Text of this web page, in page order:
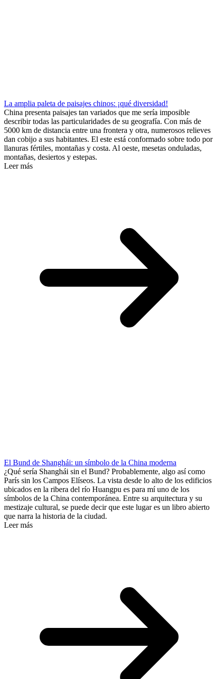
La amplia paleta de paisajes chinos: ¡qué diversidad!
China presenta paisajes tan variados que me sería imposible
describir todas las particularidades de su geografía. Con más de
5000 km de distancia entre una frontera y otra, numerosos relieves
dan cobijo a sus habitantes. El este está conformado sobre todo por
llanuras fértiles, montañas y costa. Al oeste, mesetas onduladas,
montañas, desiertos y estepas.
Leer más
El Bund de Shanghái: un símbolo de la China moderna
¿Qué sería Shanghái sin el Bund? Probablemente, algo así como
París sin los Campos Elíseos. La vista desde lo alto de los edificios
ubicados en la ribera del río Huangpu es para mí uno de los
símbolos de la China contemporánea. Entre su arquitectura y su
mestizaje cultural, se puede decir que este lugar es un libro abierto
que narra la historia de la ciudad.
Leer más